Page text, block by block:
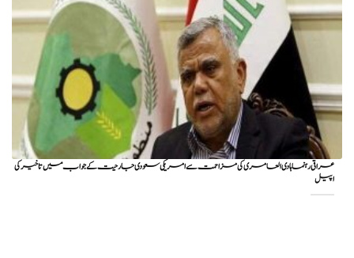
عراقی رہنما ہادی العامری کی مزاحمت سے امریکی سعودی جارحیت کے جواب میں تاخیر کی
اپیل